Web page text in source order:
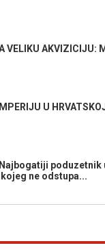
VELIKU
U
Najbogatiji
ne odstupa...